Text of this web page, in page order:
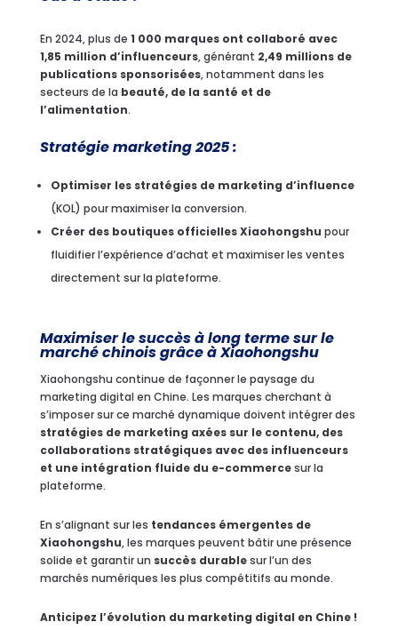
En 2024, plus de 1 000 marques ont collaboré avec
1,85 million d’influenceurs, générant 2,49 millions de
publications sponsorisées, notamment dans les
secteurs de la beauté, de la santé et de
l’alimentation.
Stratégie marketing 2025 :
Optimiser les stratégies de marketing d’influence
(KOL) pour maximiser la conversion.
Créer des boutiques officielles Xiaohongshu pour
fluidifier l’expérience d’achat et maximiser les ventes
directement sur la plateforme.
Maximiser le succès à long terme sur le
marché chinois grâce à Xiaohongshu
Xiaohongshu continue de façonner le paysage du
marketing digital en Chine. Les marques cherchant à
s’imposer sur ce marché dynamique doivent intégrer des
stratégies de marketing axées sur le contenu, des
collaborations stratégiques avec des influenceurs
et une intégration fluide du e-commercesur la
plateforme.
En s’alignant sur les tendances émergentes de
Xiaohongshu, les marques peuvent bâtir une présence
solide et garantir un succès durablesur l’un des
marchés numériques les plus compétitifs au monde.
Anticipez l’évolution du marketing digital en Chine !